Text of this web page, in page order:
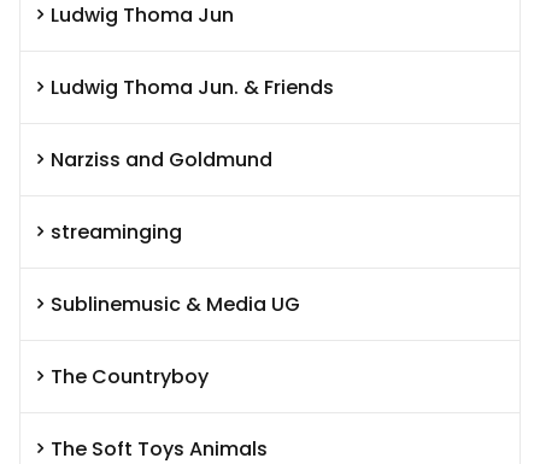
Ludwig Thoma Jun
Ludwig Thoma Jun. & Friends
Narziss and Goldmund
streaminging
Sublinemusic & Media UG
The Countryboy
The Soft Toys Animals